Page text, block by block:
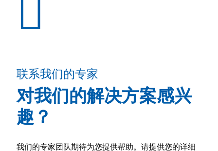
联系我们的专家
对我们的解决方案感兴
趣？
我们的专家团队期待为您提供帮助。请提供您的详细